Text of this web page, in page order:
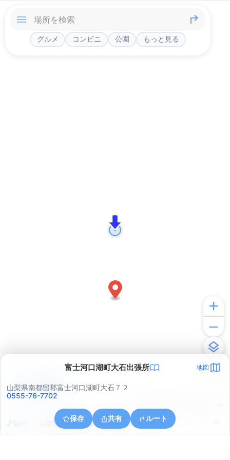
グルメ コンビニ 公園 もっと見る
富士河口湖町大石出張所 地図
山梨県南都留郡富士河口湖町大石７２
0555-76-7702
保存 共有 ルート
山梨県南都留郡富士河口湖町大石
アプリで見る